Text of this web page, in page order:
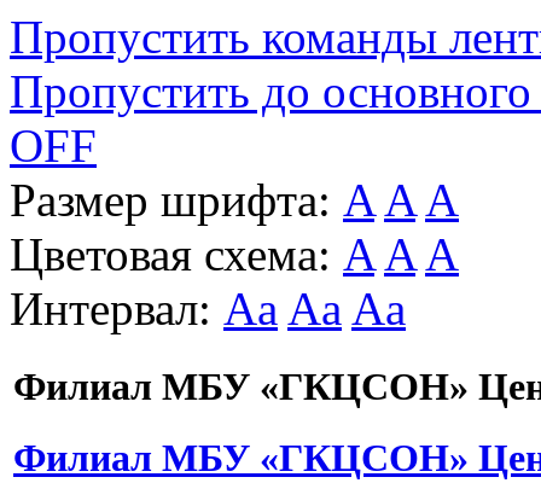
Пропустить команды
Пропустить до основного
OFF
Размер шрифта: A A A
Цветовая схема: A A A
Интервал: Aa Aa Aa
Филиал МБУ «ГКЦСОН»
Филиал МБУ «ГКЦСОН»